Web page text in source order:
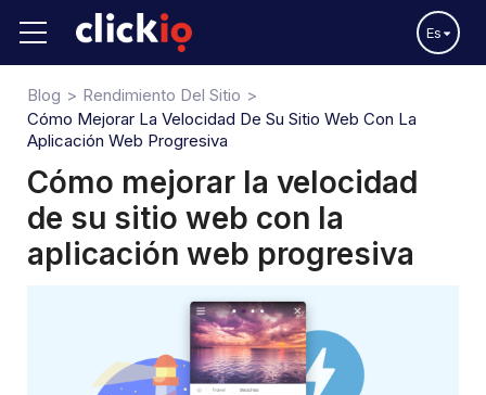
Es
Blog
Rendimiento Del Sitio
Cómo Mejorar La Velocidad De Su Sitio Web Con La
Aplicación Web Progresiva
Cómo mejorar la velocidad
de su sitio web con la
aplicación web progresiva